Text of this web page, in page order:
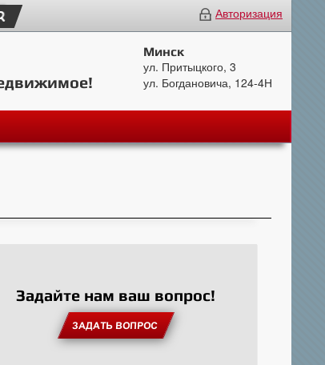
Авторизация
Минск
ул. Притыцкого, 3
ул. Богдановича, 124-4Н
Задайте нам ваш вопрос!
ЗАДАТЬ ВОПРОС